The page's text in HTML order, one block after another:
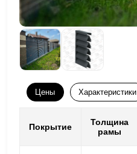
Цены Характеристики
Покрытие
Толщина
рамы